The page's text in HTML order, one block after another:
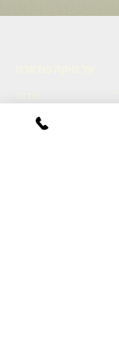
מתכונים גאורגים